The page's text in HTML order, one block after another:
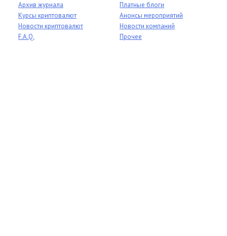
Архив журнала
Курсы криптовалют
Новости криптовалют
F.A.Q.
Платные блоги
Анонсы мероприятий
Новости компаний
Прочее